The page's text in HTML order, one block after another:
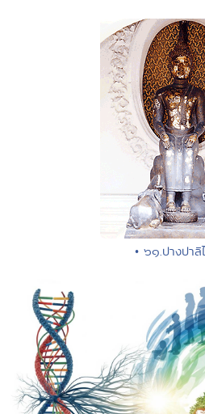
• ๖๑.ปางปาลิ